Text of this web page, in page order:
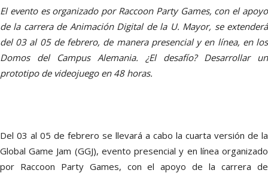
El evento es organizado por Raccoon Party Games, con el apoyo
de la carrera de Animación Digital de la U. Mayor, se extenderá
del 03 al 05 de febrero, de manera presencial y en línea, en los
Domos del Campus Alemania. ¿El desafío? Desarrollar un
prototipo de videojuego en 48 horas.
Del 03 al 05 de febrero se llevará a cabo la cuarta versión de la
Global Game Jam (GGJ), evento presencial y en línea organizado
por Raccoon Party Games, con el apoyo de la carrera de